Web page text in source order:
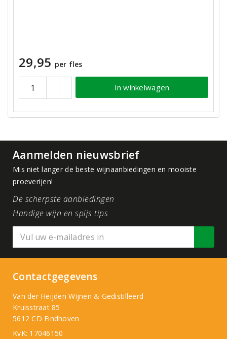
29,95 per fles
In winkelwagen
Aanmelden nieuwsbrief
Mis niet langer de beste wijnaanbiedingen en mooiste
proeverijen!
De scherpste aanbiedingen
Handige wijn en spijs tips
Contactgegevens
Van der Heijden Wijnen & Gedistilleerd
Kruisstraat 85
5612 CD Eindhoven
KvK: 17046150